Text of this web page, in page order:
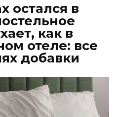
остался в
как в
отеле: все
добавки